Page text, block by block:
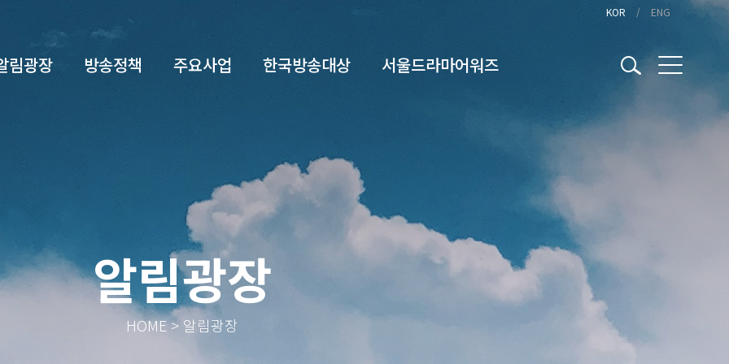
KOR ENG
림광장 방송정책 주요사업 한국방송대상 서울드라마어워즈
알림광장
HOME > 알림광장